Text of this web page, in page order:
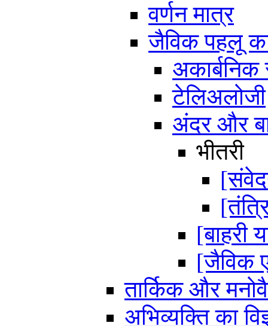
वर्णन मात्र
जैविक पहलू
टेलिअलोजी
अंदर और
भीतरी
[बाहरी
[जैविक
तार्किक और
अभिव्यक्ति का